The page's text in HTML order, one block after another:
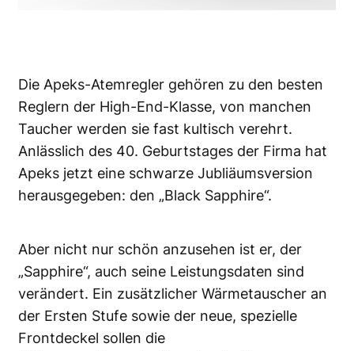
Die Apeks-Atemregler gehören zu den besten
Reglern der High-End-Klasse, von manchen
Taucher werden sie fast kultisch verehrt.
Anlässlich des 40. Geburtstages der Firma hat
Apeks jetzt eine schwarze Jubliäumsversion
herausgegeben: den „Black Sapphire“.
Aber nicht nur schön anzusehen ist er, der
„Sapphire“, auch seine Leistungsdaten sind
verändert. Ein zusätzlicher Wärmetauscher an
der Ersten Stufe sowie der neue, spezielle
Frontdeckel sollen die